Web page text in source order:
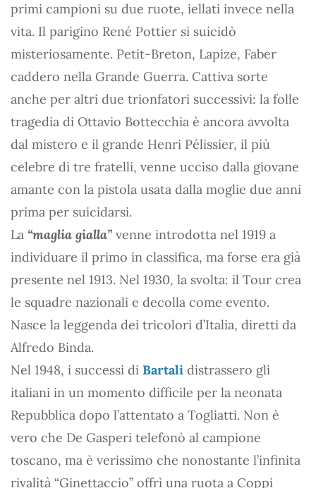
primi campioni su due ruote, iellati invece nella
vita. Il parigino René Pottier si suicidò
misteriosamente. Petit-Breton, Lapize, Faber
caddero nella Grande Guerra. Cattiva sorte
anche per altri due trionfatori successivi: la folle
tragedia di Ottavio Bottecchia è ancora avvolta
dal mistero e il grande Henri Pélissier, il più
celebre di tre fratelli, venne ucciso dalla giovane
amante con la pistola usata dalla moglie due anni
prima per suicidarsi.
La “maglia gialla” venne introdotta nel 1919 a
individuare il primo in classifica, ma forse era già
presente nel 1913. Nel 1930, la svolta: il Tour crea
le squadre nazionali e decolla come evento.
Nasce la leggenda dei tricolori d’Italia, diretti da
Alfredo Binda.
Nel 1948, i successi di Bartali distrassero gli
italiani in un momento difficile per la neonata
Repubblica dopo l’attentato a Togliatti. Non è
vero che De Gasperi telefonò al campione
toscano, ma è verissimo che nonostante l’infinita
rivalità “Ginettaccio” offrì una ruota a Coppi